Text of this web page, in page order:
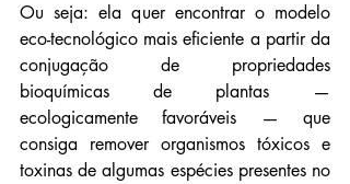
Ou seja: ela quer encontrar o modelo
eco-tecnológico mais eficiente a partir da
conjugação de propriedades
bioquímicas de plantas —
ecologicamente favoráveis — que
consiga remover organismos tóxicos e
toxinas de algumas espécies presentes no